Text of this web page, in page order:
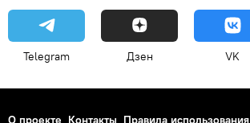
Telegram Дзен VK
О проекте Контакты Правила использования